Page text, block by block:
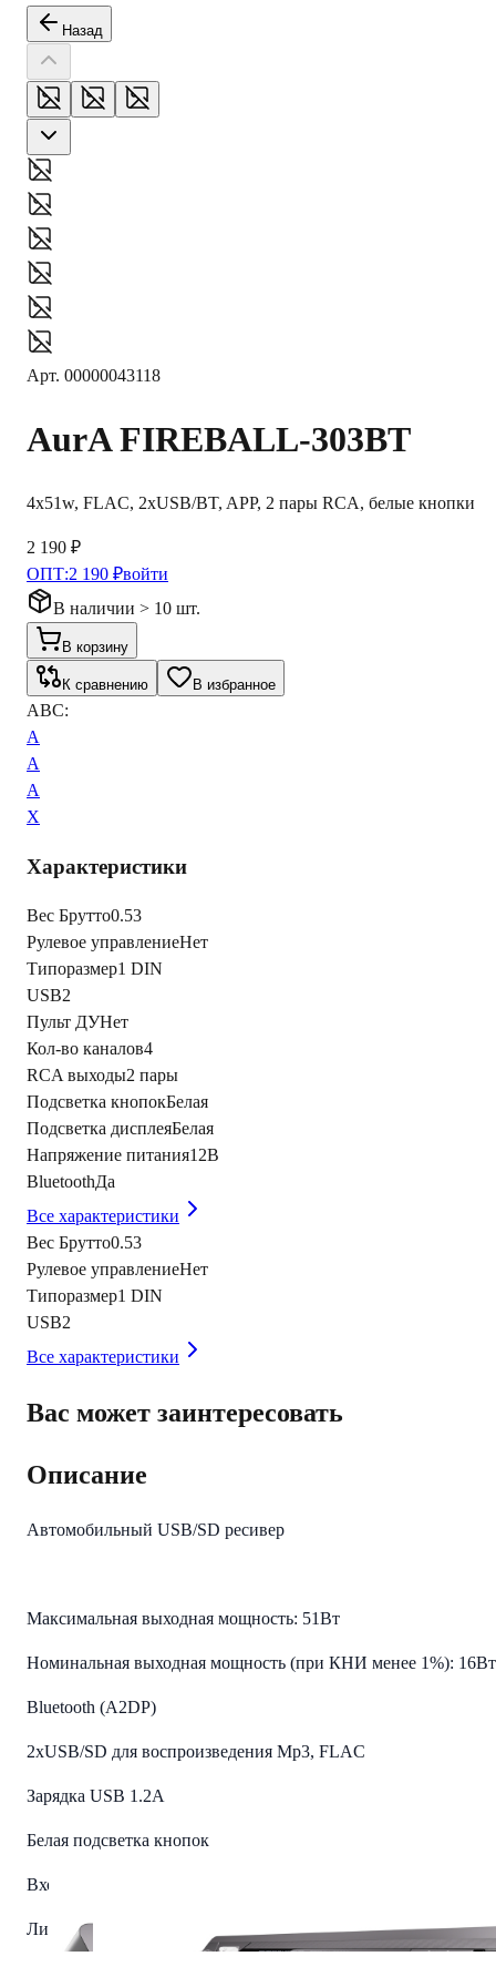
Назад
Арт. 00000043118
AurA FIREBALL-303BT
4х51w, FLAC, 2xUSB/BT, APP, 2 пары RCA, белые кнопки
2 190 ₽
ОПТ:2 190 ₽войти
В наличии > 10 шт.
В корзину
К сравнению В избранное
ABC:
A
A
A
X
Характеристики
Вес Брутто0.53
Рулевое управлениеНет
Типоразмер1 DIN
USB2
Пульт ДУНет
Кол-во каналов4
RCA выходы2 пары
Подсветка кнопокБелая
Подсветка дисплеяБелая
Напряжение питания12В
BluetoothДа
Все характеристики
Вес Брутто0.53
Рулевое управлениеНет
Типоразмер1 DIN
USB2
Все характеристики
Вас может заинтересовать
Описание
Автомобильный USB/SD ресивер
Максимальная выходная мощность: 51Вт
Номинальная выходная мощность (при КНИ менее 1%): 16Вт
Bluetooth (A2DP)
2xUSB/SD для воспроизведения Mp3, FLAC
Зарядка USB 1.2A
Белая подсветка кнопок
Вход AUX (3,5 мм джек)
Линейный выход RCA (2 пары)